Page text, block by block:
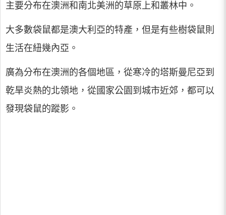
主要分布在澳洲和南北美洲的草原上和叢林中。
大多數袋鼠都是澳大利亞的特產，但是有些樹袋鼠則
生活在紐幾內亞。
廣為分布在澳洲的各個地區，從寒冷的塔斯曼尼亞到
乾旱炎熱的北領地，從國家公園到城市近郊，都可以
發現袋鼠的蹤影。